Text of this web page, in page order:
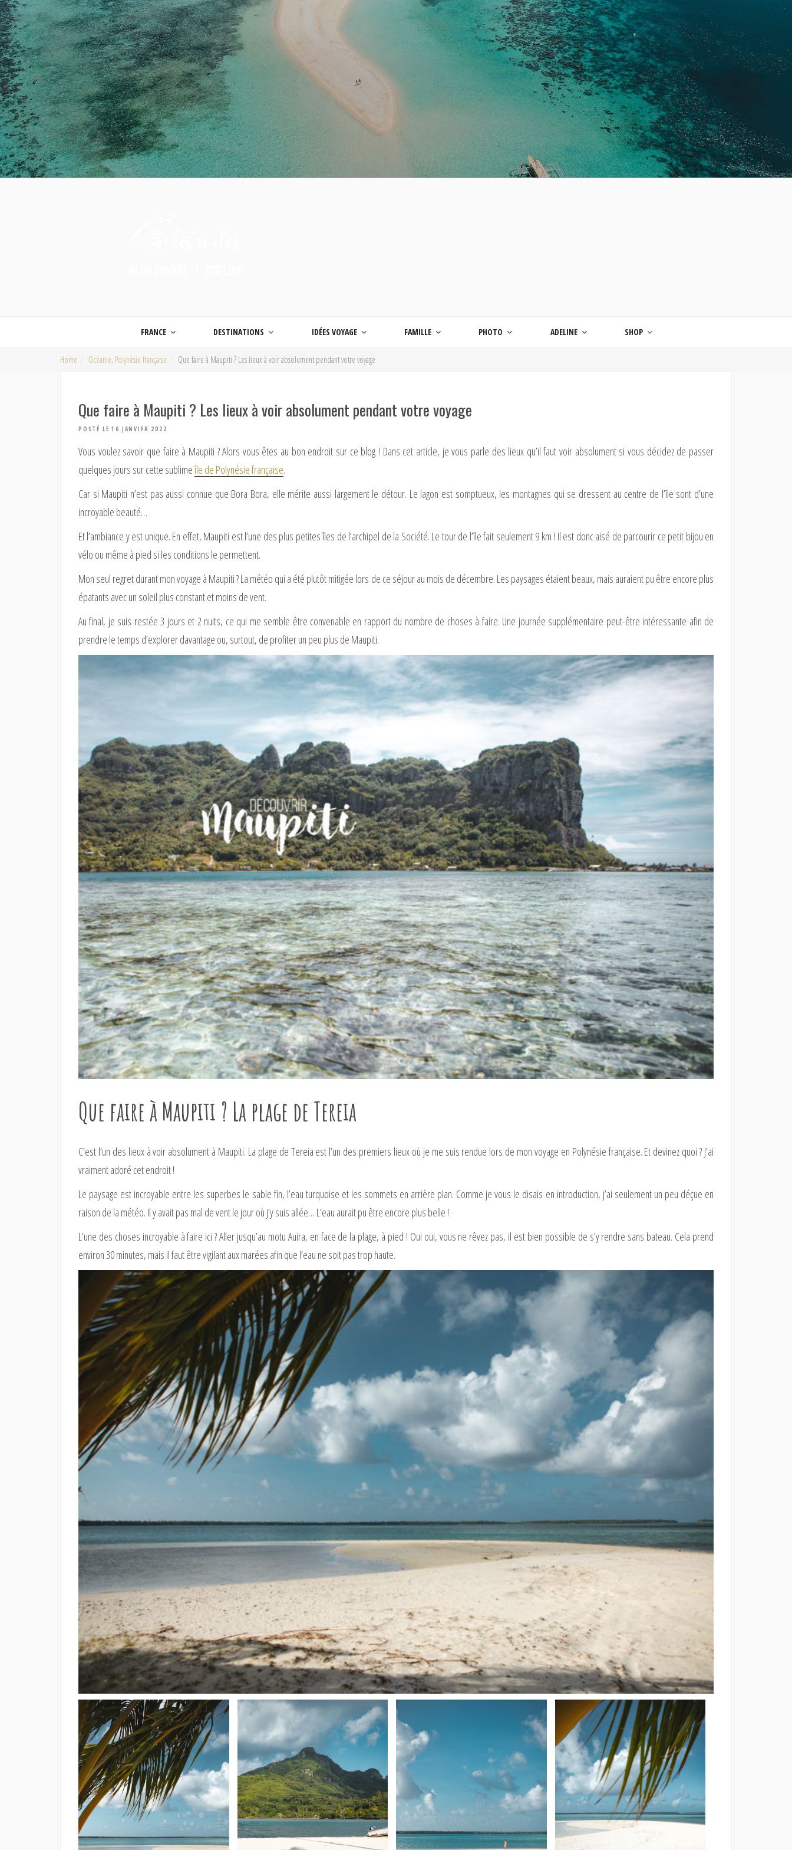
FRANCE DESTINATIONS IDÉES VOYAGE FAMILLE PHOTO ADELINE SHOP
Home Océanie, Polynésie française Que faire à Maupiti ? Les lieux à voir absolument pendant votre voyage
Que faire à Maupiti ? Les lieux à voir absolument pendant votre voyage
POSTÉ LE 16 JANVIER 2022
Vous voulez savoir que faire à Maupiti ? Alors vous êtes au bon endroit sur ce blog ! Dans cet article, je vous parle des lieux qu’il faut voir absolument si vous décidez de passer
quelques jours sur cette sublimeîle de Polynésie française.
Car si Maupiti n’est pas aussi connue que Bora Bora, elle mérite aussi largement le détour. Le lagon est somptueux, les montagnes qui se dressent au centre de l’île sont d’une
incroyable beauté…
Et l’ambiance y est unique. En effet, Maupiti est l’une des plus petites îles de l’archipel de la Société. Le tour de l’île fait seulement 9 km ! Il est donc aisé de parcourir ce petit bijou en
vélo ou même à pied si les conditions le permettent.
Mon seul regret durant mon voyage à Maupiti ? La météo qui a été plutôt mitigée lors de ce séjour au mois de décembre. Les paysages étaient beaux, mais auraient pu être encore plus
épatants avec un soleil plus constant et moins de vent.
Au final, je suis restée 3 jours et 2 nuits, ce qui me semble être convenable en rapport du nombre de choses à faire. Une journée supplémentaire peut-être intéressante afin de
prendre le temps d’explorer davantage ou, surtout, de profiter un peu plus de Maupiti.
Que faire à Maupiti ? La plage de Tereia
C’est l’un des lieux à voir absolument à Maupiti. La plage de Tereia est l’un des premiers lieux où je me suis rendue lors de mon voyage en Polynésie française. Et devinez quoi ? J’ai
vraiment adoré cet endroit !
Le paysage est incroyable entre les superbes le sable fin, l’eau turquoise et les sommets en arrière plan. Comme je vous le disais en introduction, j’ai seulement un peu déçue en
raison de la météo. Il y avait pas mal de vent le jour où j’y suis allée… L’eau aurait pu être encore plus belle !
L’une des choses incroyable à faire ici ? Aller jusqu’au motu Auira, en face de la plage, à pied ! Oui oui, vous ne rêvez pas, il est bien possible de s’y rendre sans bateau. Cela prend
environ 30 minutes, mais il faut être vigilant aux marées afin que l’eau ne soit pas trop haute.